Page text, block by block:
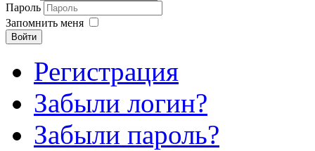
Пароль
Запомнить меня
Войти
Регистрация
Забыли логин?
Забыли пароль?